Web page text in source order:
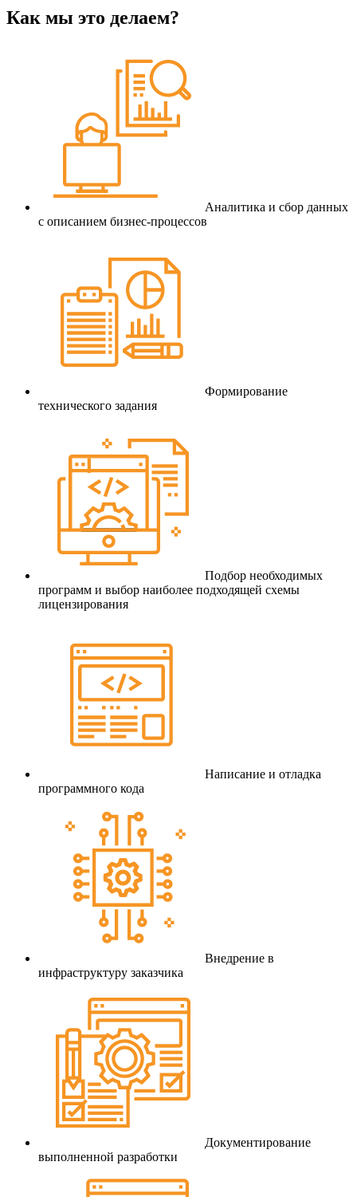
Как мы это делаем?
Аналитика и сбор данных
с описанием бизнес-процессов
Формирование
технического задания
Подбор необходимых
программ и выбор наиболее подходящей схемы
лицензирования
Написание и отладка
программного кода
Внедрение в
инфраструктуру заказчика
Документирование
выполненной разработки